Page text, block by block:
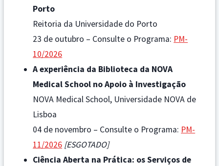
Porto
Reitoria da Universidade do Porto
23 de outubro – Consulte o Programa: PM-
10/2026
A experiência da Biblioteca da NOVA
Medical School no Apoio à Investigação
NOVA Medical School, Universidade NOVA de
Lisboa
04 de novembro – Consulte o Programa: PM-
11/2026 [ESGOTADO]
Ciência Aberta na Prática: os Serviços de